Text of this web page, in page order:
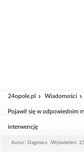
24opole.pl Wiadomości
Pojawił się w odpowiednim
interwencję
Autor: Dagmara Wyświetleń: